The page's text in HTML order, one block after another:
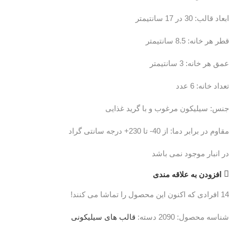
ابعاد قالب: 30 در 17 سانتیمتر
قطر هر خانه: 8.5 سانتیمتر
عمق هر خانه: 3 سانتیمتر
تعداد خانه: 6 عدد
جنس: سیلیکون مرغوب و با گرید غذایی
مقاوم در برابر دما: از 40- تا 230+ درجه سانتی گراد
در انبار موجود نمی باشد
افزودن به علاقه مندی
14 افرادی که اکنون این محصول را تماشا می کنند!
شناسه محصول: 2090 دسته: قالب های سیلیکونی